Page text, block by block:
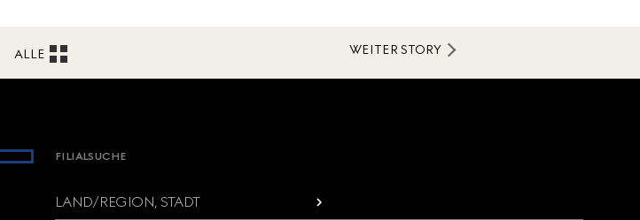
ALLE WEITER STORY
FILIALSUCHE
LAND/REGION, STADT